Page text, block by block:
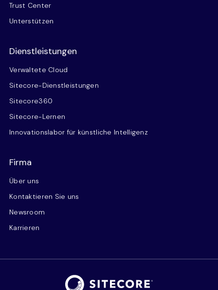
Trust Center
Unterstützen
Dienstleistungen
Verwaltete Cloud
Sitecore-Dienstleistungen
Sitecore360
Sitecore-Lernen
Innovationslabor für künstliche Intelligenz
Firma
Über uns
Kontaktieren Sie uns
Newsroom
Karrieren